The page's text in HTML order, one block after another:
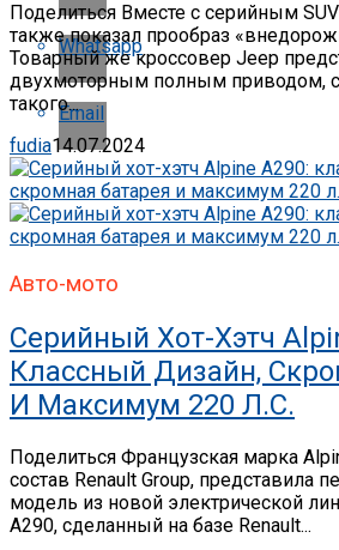
Whatsapp
Email
Поделиться Вместе с серийным
также показал прообраз
Товарный же кроссовер Jeep
двухмоторным полным приводом,
такого...
fudia14.07.2024
Авто-мото
Серийный Хот-Хэтч
Классный Дизайн,
И Максимум 220 Л.с.
Поделиться Французская марка
состав Renault Group, представила
модель из новой электрической
A290, сделанный на базе Renault...